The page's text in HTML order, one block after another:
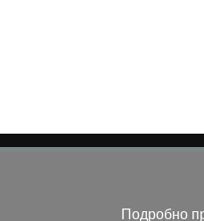
Подробно
использование материала